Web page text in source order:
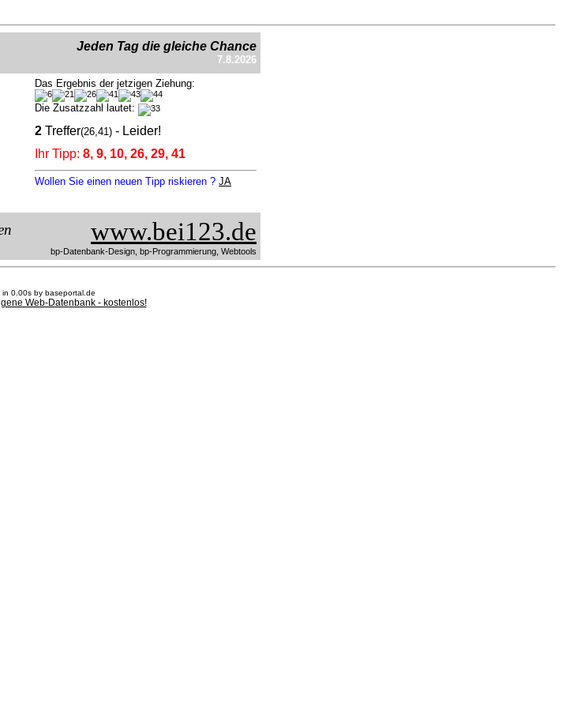
Jeden Tag die gleiche Chance
7.8.2026
Das Ergebnis der jetzigen Ziehung:
Die Zusatzzahl lautet:
2 Treffer(26,41) - Leider!
Ihr Tipp: 8, 9, 10, 26, 29, 41
Wollen Sie einen neuen Tipp riskieren ? JA
www.bei123.de
bp-Datenbank-Design, bp-Programmierung, Webtools
in 0.00s by baseportal.de
Web-Datenbank - kostenlos!